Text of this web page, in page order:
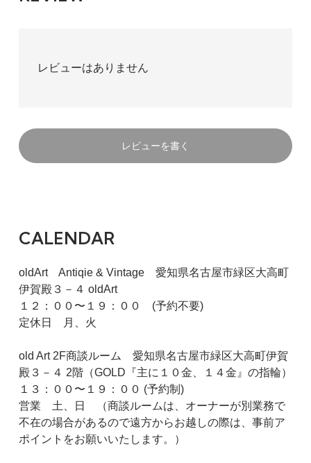
レビューはありません
レビューを書く
CALENDAR
oldArt Antiqie & Vintage 愛知県名古屋市緑区大高町
伊賀殿３－４ oldArt
１２：００〜１９：００ (予約不要)
定休日 月、火
old Art 2F商談ルーム 愛知県名古屋市緑区大高町伊賀
殿３－４ 2階（GOLD『主に１０金、１４金』の指輪）
１３：００〜１９：００ (予約制)
営業 土、日 （商談ルームは、オーナーが別業務で
不在の場合があるので遠方からお越しの際は、事前ア
ポイントをお願いいたします。）